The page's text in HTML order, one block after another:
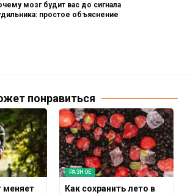
мозг будит вас до сигнала
простое объяснение
понравиться
меняет
РАЗНОЕ
Как сохранить лето в